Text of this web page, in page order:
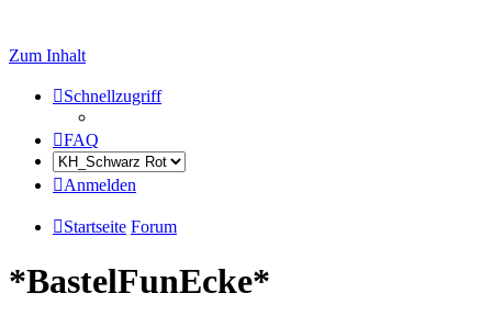
Zum Inhalt
Schnellzugriff
FAQ
Anmelden
Startseite Forum
*BastelFunEcke*